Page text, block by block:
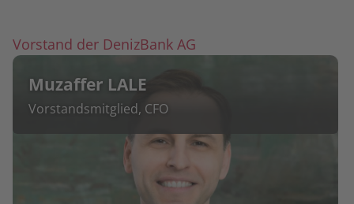
Vorstand der DenizBank AG
Muzaffer LALE
Vorstandsmitglied, CFO